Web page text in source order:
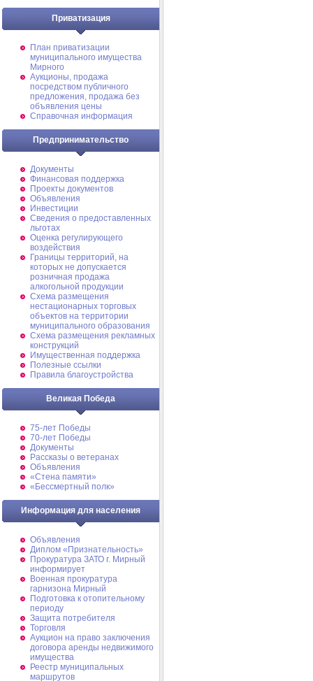
Приватизация
План приватизации
муниципального имущества
Мирного
Аукционы, продажа
посредством публичного
предложения, продажа без
объявления цены
Справочная информация
Предпринимательство
Документы
Финансовая поддержка
Проекты документов
Объявления
Инвестиции
Сведения о предоставленных
льготах
Оценка регулирующего
воздействия
Границы территорий, на
которых не допускается
розничная продажа
алкогольной продукции
Схема размещения
нестационарных торговых
объектов на территории
муниципального образования
Схема размещения рекламных
конструкций
Имущественная поддержка
Полезные ссылки
Правила благоустройства
Великая Победа
75-лет Победы
70-лет Победы
Документы
Рассказы о ветеранах
Объявления
«Стена памяти»
«Бессмертный полк»
Информация для населения
Объявления
Диплом «Признательность»
Прокуратура ЗАТО г. Мирный
информирует
Военная прокуратура
гарнизона Мирный
Подготовка к отопительному
периоду
Защита потребителя
Торговля
Аукцион на право заключения
договора аренды недвижимого
имущества
Реестр муниципальных
маршрутов